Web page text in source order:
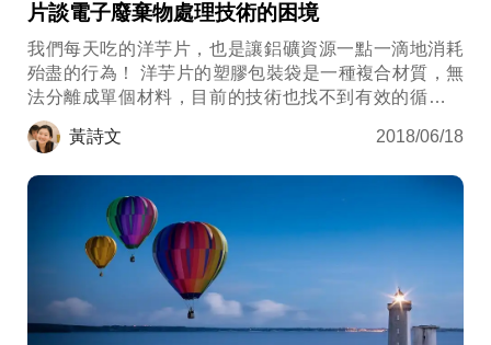
片談電子廢棄物處理技術的困境
我們每天吃的洋芋片，也是讓鋁礦資源一點一滴地消耗
殆盡的行為！ 洋芋片的塑膠包裝袋是一種複合材質，無
法分離成單個材料，目前的技術也找不到有效的循環再
利用方式。循環經濟產業就跟身體養生的道理是一樣
的，必須全局考量，因此我們必須放棄什麼事情都追求
能健全整個靜脈產業的技術發展，否則回收這件事本身
很容易變成做白工。
黃詩文 2018/06/18